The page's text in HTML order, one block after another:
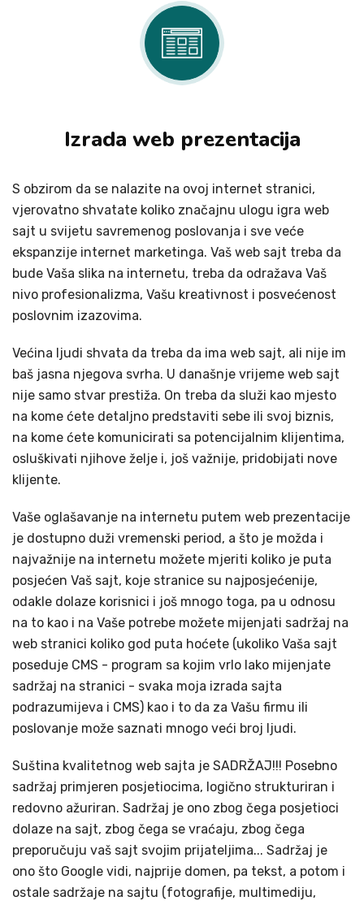
Izrada web prezentacija
S obzirom da se nalazite na ovoj internet stranici,
vjerovatno shvatate koliko značajnu ulogu igra web
sajt u svijetu savremenog poslovanja i sve veće
ekspanzije internet marketinga. Vaš web sajt treba da
bude Vaša slika na internetu, treba da odražava Vaš
nivo profesionalizma, Vašu kreativnost i posvećenost
poslovnim izazovima.
Većina ljudi shvata da treba da ima web sajt, ali nije im
baš jasna njegova svrha. U današnje vrijeme web sajt
nije samo stvar prestiža. On treba da služi kao mjesto
na kome ćete detaljno predstaviti sebe ili svoj biznis,
na kome ćete komunicirati sa potencijalnim klijentima,
osluškivati njihove želje i, još važnije, pridobijati nove
klijente.
Vaše oglašavanje na internetu putem web prezentacije
je dostupno duži vremenski period, a što je možda i
najvažnije na internetu možete mjeriti koliko je puta
posjećen Vaš sajt, koje stranice su najposjećenije,
odakle dolaze korisnici i još mnogo toga, pa u odnosu
na to kao i na Vaše potrebe možete mijenjati sadržaj na
web stranici koliko god puta hoćete (ukoliko Vaša sajt
poseduje CMS - program sa kojim vrlo lako mijenjate
sadržaj na stranici - svaka moja izrada sajta
podrazumijeva i CMS) kao i to da za Vašu firmu ili
poslovanje može saznati mnogo veći broj ljudi.
Suština kvalitetnog web sajta je SADRŽAJ!!! Posebno
sadržaj primjeren posjetiocima, logično strukturiran i
redovno ažuriran. Sadržaj je ono zbog čega posjetioci
dolaze na sajt, zbog čega se vraćaju, zbog čega
preporučuju vaš sajt svojim prijateljima... Sadržaj je
ono što Google vidi, najprije domen, pa tekst, a potom i
ostale sadržaje na sajtu (fotografije, multimediju,